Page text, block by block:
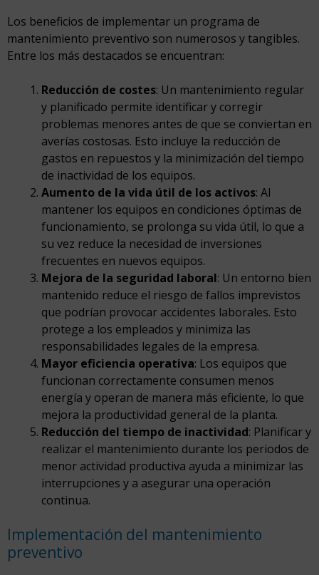
Los beneficios de implementar un programa de
mantenimiento preventivo son numerosos y tangibles.
Entre los más destacados se encuentran:
Reducción de costes: Un mantenimiento regular
y planificado permite identificar y corregir
problemas menores antes de que se conviertan en
averías costosas. Esto incluye la reducción de
gastos en repuestos y la minimización del tiempo
de inactividad de los equipos.
Aumento de la vida útil de los activos: Al
mantener los equipos en condiciones óptimas de
funcionamiento, se prolonga su vida útil, lo que a
su vez reduce la necesidad de inversiones
frecuentes en nuevos equipos.
Mejora de la seguridad laboral: Un entorno bien
mantenido reduce el riesgo de fallos imprevistos
que podrían provocar accidentes laborales. Esto
protege a los empleados y minimiza las
responsabilidades legales de la empresa.
Mayor eficiencia operativa: Los equipos que
funcionan correctamente consumen menos
energía y operan de manera más eficiente, lo que
mejora la productividad general de la planta.
Reducción del tiempo de inactividad: Planificar y
realizar el mantenimiento durante los periodos de
menor actividad productiva ayuda a minimizar las
interrupciones y a asegurar una operación
continua.
Implementación del mantenimiento
preventivo